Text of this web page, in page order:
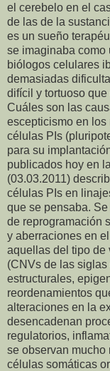
el cerebelo en el
de las de la
es un sueño
se imaginaba como
biólogos celulares
demasiadas
difícil y tortuoso
Cuáles son las
escepticismo en
células PIs
para su
publicados hoy en
(03.03.2011)
células PIs en
que se pensaba.
de reprogramación
y aberraciones en
aquellas del tipo de
(CNVs de las
estructurales,
reordenamientos
alteraciones en la
desencadenan
regulatorios,
se observan mucho
células somáticas